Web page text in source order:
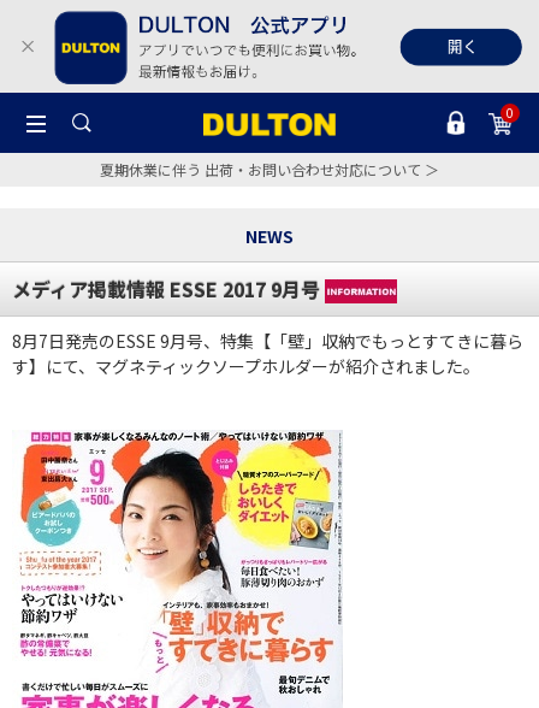
0
夏期休業に伴う 出荷・お問い合わせ対応について ＞
NEWS
メディア掲載情報 ESSE 2017 9月号
8月7日発売のESSE 9月号、特集【「壁」収納でもっとすてきに暮ら
す】にて、マグネティックソープホルダーが紹介されました。